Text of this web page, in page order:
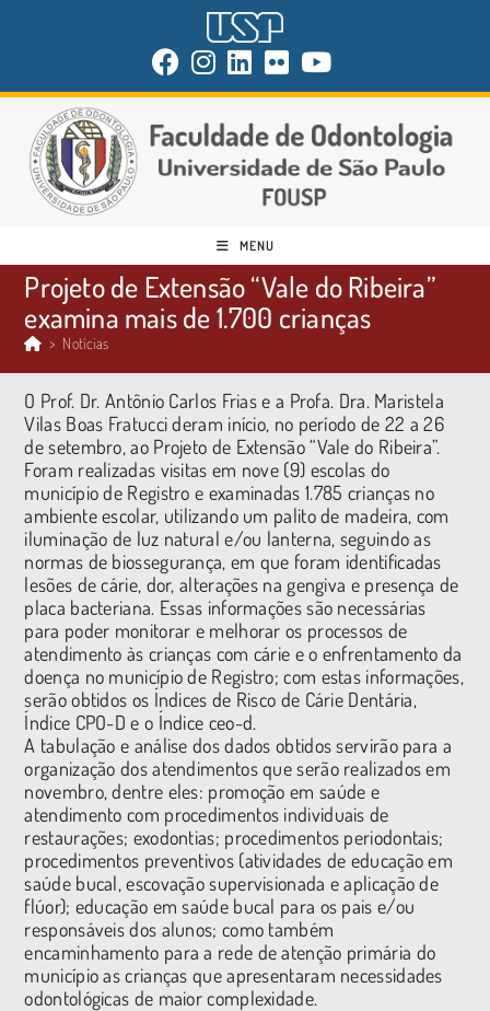
MENU
Projeto de Extensão “Vale do Ribeira”
examina mais de 1.700 crianças
> Notícias
O Prof. Dr. Antônio Carlos Frias e a Profa. Dra. Maristela
Vilas Boas Fratucci deram início, no período de 22 a 26
de setembro, ao Projeto de Extensão “Vale do Ribeira”.
Foram realizadas visitas em nove (9) escolas do
município de Registro e examinadas 1.785 crianças no
ambiente escolar, utilizando um palito de madeira, com
iluminação de luz natural e/ou lanterna, seguindo as
normas de biossegurança, em que foram identificadas
lesões de cárie, dor, alterações na gengiva e presença de
placa bacteriana. Essas informações são necessárias
para poder monitorar e melhorar os processos de
atendimento às crianças com cárie e o enfrentamento da
doença no município de Registro; com estas informações,
serão obtidos os Índices de Risco de Cárie Dentária,
Índice CPO-D e o Índice ceo-d.
A tabulação e análise dos dados obtidos servirão para a
organização dos atendimentos que serão realizados em
novembro, dentre eles: promoção em saúde e
atendimento com procedimentos individuais de
restaurações; exodontias; procedimentos periodontais;
procedimentos preventivos (atividades de educação em
saúde bucal, escovação supervisionada e aplicação de
flúor); educação em saúde bucal para os pais e/ou
responsáveis dos alunos; como também
encaminhamento para a rede de atenção primária do
município as crianças que apresentaram necessidades
odontológicas de maior complexidade.